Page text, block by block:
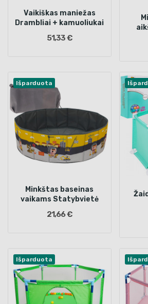
Vaikiškas maniežas
Drambliai + kamuoliukai
51,33 €
Išparduota
Minkštas baseinas
vaikams Statybvietė
21,66 €
Išparduota